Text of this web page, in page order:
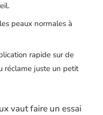
peaux normales à
rapide sur de
réclame juste un petit
vaut faire un essai